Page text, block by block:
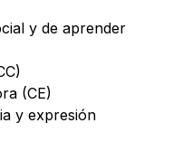
y de aprender
(CE)
y expresión